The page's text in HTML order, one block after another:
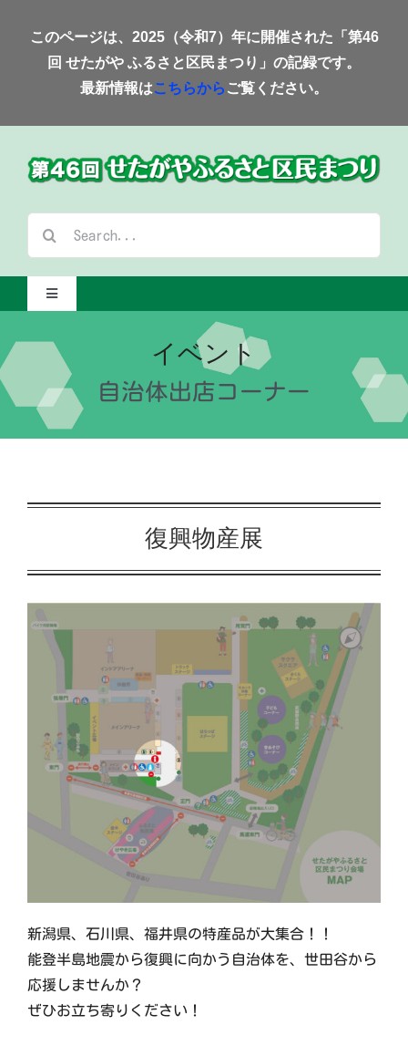
このページは、2025（令和7）年に開催された「第46
回 せたがや ふるさと区民まつり」の記録です。
最新情報はこちらから ご覧ください。
…
Toggle
Navigation
Home-2025-
会場案内
アクセス
実行委員会について
イベント
自治体出店コーナー
復興物産展
新潟県、石川県、福井県の特産品が大集合！！
能登半島地震から復興に向かう自治体を、世田谷から
応援しませんか？
ぜひお立ち寄りください！